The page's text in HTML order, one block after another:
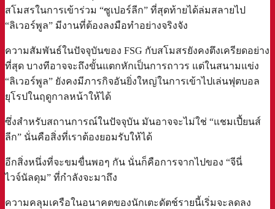
สโมสรในการเข้าร่วม “ซูเปอร์ลีก” ที่สุดท้ายได้ล่มสลายไป
“ลิเวอร์พูล” มีงานที่ต้องลงมือทำอย่างจริงจัง
ความสัมพันธ์ในปัจจุบันของ FSG กับสโมสรยังคงตึงเครียดอย่าง
ที่สุด บางทีอาจจะถึงขั้นแตกหักเป็นการถาวร แต่ในสนามแข่ง
“ลิเวอร์พูล” ยังคงมีภารกิจอันยิ่งใหญ่ในการเข้าไปเล่นฟุตบอล
ยุโรปในฤดูกาลหน้าให้ได้
ซึ่งสำหรับสถานการณ์ในปัจจุบัน มันอาจจะไม่ใช่ “แชมเปี้ยนส์
ลีก” นั่นคือสิ่งที่เราต้องยอมรับให้ได้
อีกสิ่งหนึ่งที่จะขมขื่นพอๆ กัน นั่นก็คือการจากไปของ “จีนี่
ไวจ์นัลดุม” ที่กำลังจะมาถึง
ความคลุมเครือในอนาคตของนักเตะดัตช์รายนี้เริ่มจะลดลง